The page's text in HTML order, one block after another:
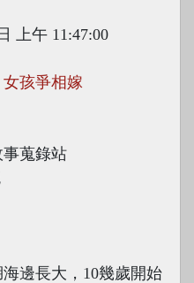
上午 11:47:00
孩爭相嫁
蒐錄站
邊長大，10幾歲開始